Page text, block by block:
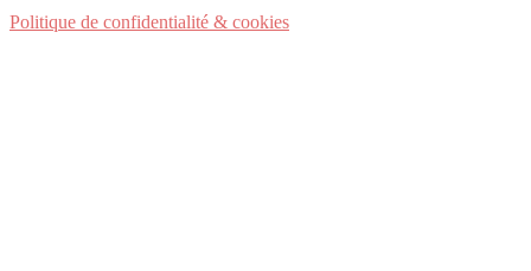
Politique de confidentialité & cookies